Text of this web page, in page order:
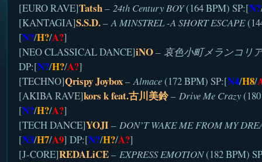
[EURO RAVE]Tatsh– 24th Century BOY(164 BPM) SP:[N?
[KANTAGIA]S.S.D.–A MINSTREL -A SHORT ESCAPE
[N?/H?/A?]
[NEO CLASSICAL DANCE]iNO– 哀色小町メランコリ
DP:[N?/H?/A?]
[TECHNO]Qrispy Joybox–Almace(172 BPM) SP:[N4/H8/
[AKIBA RAVE]kors k feat.古川美鈴– Drive Me Crazy
[N?/H?/A?]
[TECH DANCE]YOJI– DON’T WAKE ME FROM MY
[N3/H7/A9] DP:[N?/H?/A?]
[J-CORE]REDALiCE– EXPRESS EMOTION(182 BPM)